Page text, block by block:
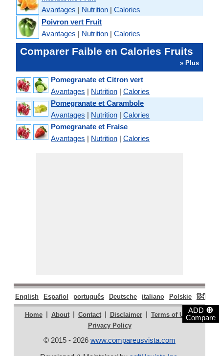
ADD ⊕
Compare
Avantages | Nutrition | Calories
Poivron vert Fruit
Avantages | Nutrition | Calories
Comparer Faible en Calories Fruits
» Plus
Pomegranate et Citron vert
Avantages | Nutrition | Calories
Pomegranate et Carambole
Avantages | Nutrition | Calories
Pomegranate et Fraise
Avantages | Nutrition | Calories
English Español português Deutsche italiano Polskie हिंदी
Home | About | Contact | Disclaimer | Terms of Use |
Privacy Policy
© 2015 - 2026 www.compareusvista.com